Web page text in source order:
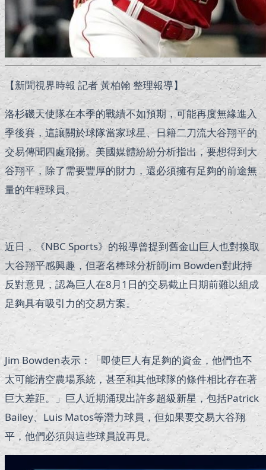
【新聞視界時報 記者 黃柏翰 整理報導】
洛杉磯天使隊在本季的戰績不如預期，可能再度無緣進入
季後賽，這讓關於球隊當家球星、日籍二刀流大谷翔平的
交易傳聞四處飛揚。美國媒體紛紛分析指出，要想得到大
谷翔平，除了需要豐厚的財力，還必須擁有足夠的前途無
量的年輕球員。
近日，《NBC Sports》的報導曾提到舊金山巨人也對換取
大谷翔平感興趣，但著名棒球分析師Jim Bowden對此持
反對意見，認為巨人在8月1日的交易截止日期前難以組成
足夠具有吸引力的交易方案。
Jim Bowden表示：「即使巨人有足夠的資金，他們也不
太可能清空農場系統，甚至和其他球隊的條件相比存在著
巨大差距。」巨人近期涌現出許多超級新星，包括Patrick
Bailey、Luis Matos等潛力球員，但如果要交易大谷翔
平，他們必須與這些球員說再見。